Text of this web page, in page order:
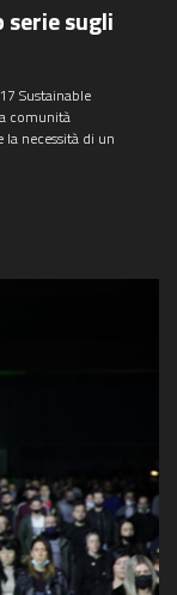
serie sugli
Sustainable
comunità
necessità di un